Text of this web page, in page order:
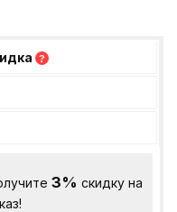
?
3% скидку на